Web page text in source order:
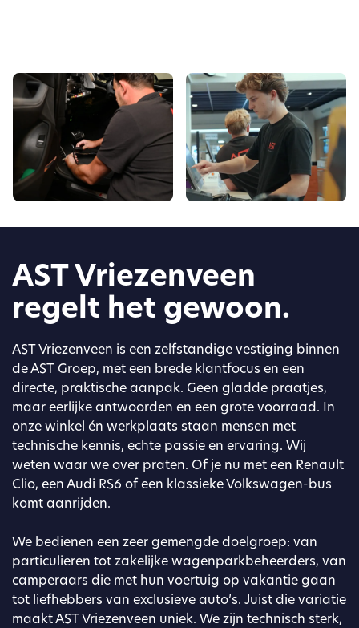
AST Vriezenveen
regelt het gewoon.
AST Vriezenveen is een zelfstandige vestiging binnen
de AST Groep, met een brede klantfocus en een
directe, praktische aanpak. Geen gladde praatjes,
maar eerlijke antwoorden en een grote voorraad. In
onze winkel én werkplaats staan mensen met
technische kennis, echte passie en ervaring. Wij
weten waar we over praten. Of je nu met een Renault
Clio, een Audi RS6 of een klassieke Volkswagen-bus
komt aanrijden.
We bedienen een zeer gemengde doelgroep: van
particulieren tot zakelijke wagenparkbeheerders, van
camperaars die met hun voertuig op vakantie gaan
tot liefhebbers van exclusieve auto’s. Juist die variatie
maakt AST Vriezenveen uniek. We zijn technisch sterk,